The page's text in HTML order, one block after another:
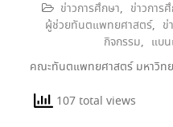
ข่าวการศึกษา, ข่าวกา
ผู้ช่วยทันตแพทยศาสตร์, ข่
กิจกรรม, แบ
คณะทันตแพทยศาสตร์ มหาวิทย
107 total views